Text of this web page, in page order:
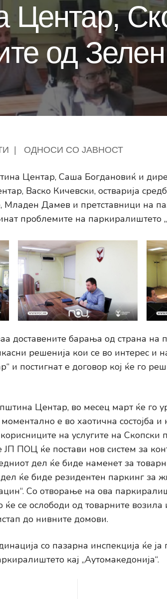
од
ОДНОСИ СО ЈАВНОСТ
Центар, Саша Богдановиќ и
Васко Кичевски, остварија
Младен Дамев и претставници на
проблемите на паркиралиштето
доставените барања од страна на
решенија кои се во интерес и
и постигнат е договор кој ќе го
Центар, во месец март ќе го
е во хаотична состојба
на услугите на Скопски
ПОЦ ќе постави нов систем за
дел ќе биде наменет за
ќе биде резидентен паркинг за
Со отворање на ова
ќе се ослободи од товарните
до нивните домови.
со пазарна инспекција ќе ја
кај „Аутомакедонија“.